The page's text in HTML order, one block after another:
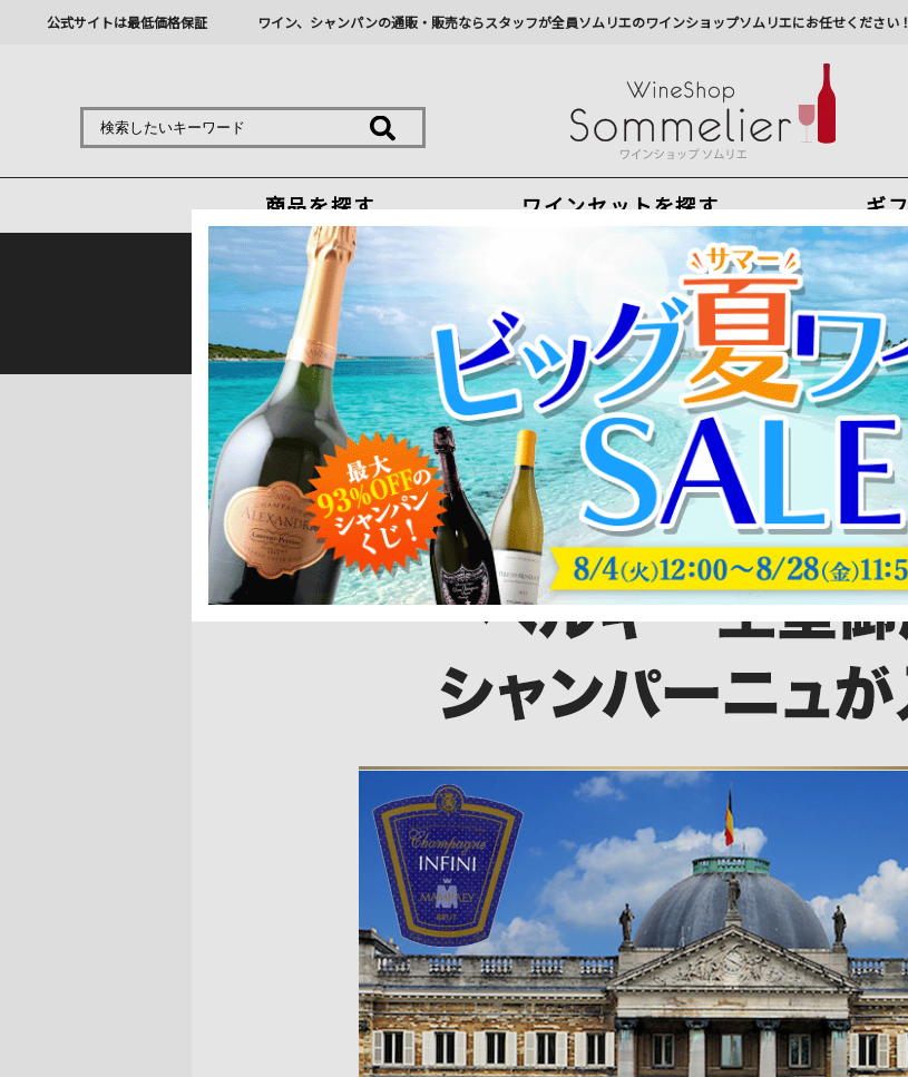
公式サイトは最低価格保証 ワイン、シャンパンの通販・販売ならスタッフが全員ソムリエのワインショップソムリエにお任せください！
商品を探す ワインセットを探す ギ
今から注文で最短8月6日(
最新の出荷スケジュールについてはこち
熊本地震の影響により九州への配送に遅れが生じております。最新情
トップ ＞産地で探す ＞フランス ＞ シャンパーニュ ＞アンフィニ
INFINI／ アンフィニ